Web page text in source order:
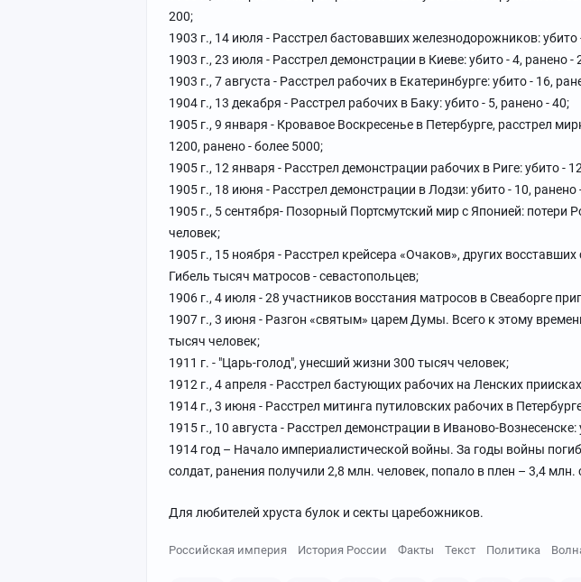
200;
1903 г., 14 июля - Расстрел бастовавших железнодорожников: убито
1903 г., 23 июля - Расстрел демонстрации в Киеве: убито - 4, ранено -
1903 г., 7 августа - Расстрел рабочих в Екатеринбурге: убито - 16,
1904 г., 13 декабря - Расстрел рабочих в Баку: убито - 5, ранено - 40;
1905 г., 9 января - Кровавое Воскресенье в Петербурге, расстрел
1200, ранено - более 5000;
1905 г., 12 января - Расстрел демонстрации рабочих в Риге: убито -
1905 г., 18 июня - Расстрел демонстрации в Лодзи: убито - 10, ранено
1905 г., 5 сентября- Позорный Портсмутский мир с Японией: потери
человек;
1905 г., 15 ноября - Расстрел крейсера «Очаков», других
Гибель тысяч матросов - севастопольцев;
1906 г., 4 июля - 28 участников восстания матросов в Свеаборге
1907 г., 3 июня - Разгон «святым» царем Думы. Всего к этому
тысяч человек;
1911 г. - "Царь-голод", унесший жизни 300 тысяч человек;
1912 г., 4 апреля - Расстрел бастующих рабочих на Ленских
1914 г., 3 июня - Расстрел митинга путиловских рабочих в
1915 г., 10 августа - Расстрел демонстрации в Иваново-Вознесенске:
1914 год – Начало империалистической войны. За годы войны
солдат, ранения получили 2,8 млн. человек, попало в плен – 3,4 млн.
Для любителей хруста булок и секты царебожников.
Российская империя История России Факты Текст Политика